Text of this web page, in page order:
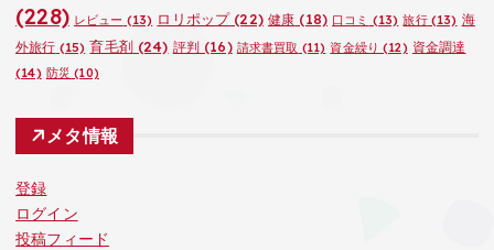
(228) レビュー (13) ロリポップ(22) 健康 (18) 口コミ (13) 旅行(13) 海
外旅行 (15) 育毛剤(24) 評判 (16) 請求書買取 (11) 資金繰り (12) 資金調達
(14) 防災 (10)
メタ情報
登録
ログイン
投稿フィード